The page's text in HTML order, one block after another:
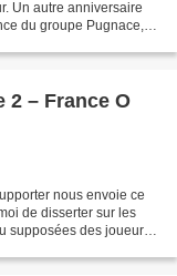
Un autre anniversaire
du groupe Pugnace, et
– France O
nous envoie ce
de disserter sur les
des joueurs.